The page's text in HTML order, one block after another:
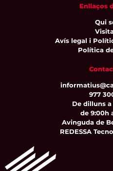
Enllaços
Qui
Avís legal i
Política
977
De dilluns
de 9:00h
Avinguda de
REDESSA